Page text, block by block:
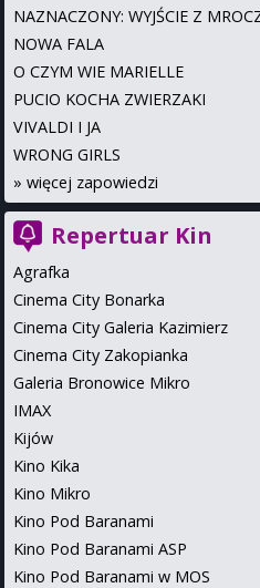
NAZNACZONY: WYJŚCIE Z
NOWA FALA
O CZYM WIE MARIELLE
PUCIO KOCHA ZWIERZAKI
VIVALDI I JA
WRONG GIRLS
» więcej zapowiedzi
Repertuar Kin
Agrafka
Cinema City Bonarka
Cinema City Galeria Kazimierz
Cinema City Zakopianka
Galeria Bronowice Mikro
IMAX
Kijów
Kino Kika
Kino Mikro
Kino Pod Baranami
Kino Pod Baranami ASP
Kino Pod Baranami w MOS